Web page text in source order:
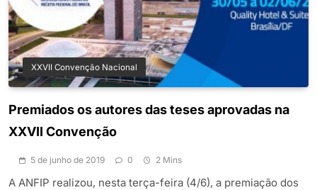
XXVII Convenção Nacional
Premiados os autores das teses aprovadas na
XXVII Convenção
5 de junho de 2019 0 2 Mins
A ANFIP realizou, nesta terça-feira (4/6), a premiação dos